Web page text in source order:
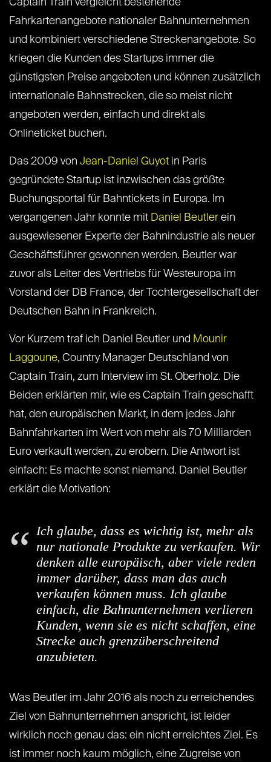
Captain Train vergleicht bestehende
Fahrkartenangebote nationaler Bahnunternehmen
und kombiniert verschiedene Streckenangebote. So
kriegen die Kunden des Startups immer die
günstigsten Preise angeboten und können zusätzlich
internationale Bahnstrecken, die so meist nicht
angeboten werden, einfach und direkt als
Onlineticket buchen.
Das 2009 von Jean-Daniel Guyot in Paris
gegründete Startup ist inzwischen das größte
Buchungsportal für Bahntickets in Europa. Im
vergangenen Jahr konnte mit Daniel Beutler ein
ausgewiesener Experte der Bahnindustrie als neuer
Geschäftsführer gewonnen werden. Beutler war
zuvor als Leiter des Vertriebs für Westeuropa im
Vorstand der DB France, der Tochtergesellschaft der
Deutschen Bahn in Frankreich.
Vor Kurzem traf ich Daniel Beutler und Mounir
Laggoune, Country Manager Deutschland von
Captain Train, zum Interview im St. Oberholz. Die
Beiden erklärten mir, wie es Captain Train geschafft
hat, den europäischen Markt, in dem jedes Jahr
Bahnfahrkarten im Wert von mehr als 70 Milliarden
Euro verkauft werden, zu erobern. Die Antwort ist
einfach: Es machte sonst niemand. Daniel Beutler
erklärt die Motivation:
Ich glaube, dass es wichtig ist, mehr als
nur nationale Produkte zu verkaufen. Wir
denken alle europäisch, aber viele reden
immer darüber, dass man das auch
verkaufen können muss. Ich glaube
einfach, die Bahnunternehmen verlieren
Kunden, wenn sie es nicht schaffen, eine
Strecke auch grenzüberschreitend
anzubieten.
Was Beutler im Jahr 2016 als noch zu erreichendes
Ziel von Bahnunternehmen anspricht, ist leider
wirklich noch genau das: ein nicht erreichtes Ziel. Es
ist immer noch kaum möglich, eine Zugreise von